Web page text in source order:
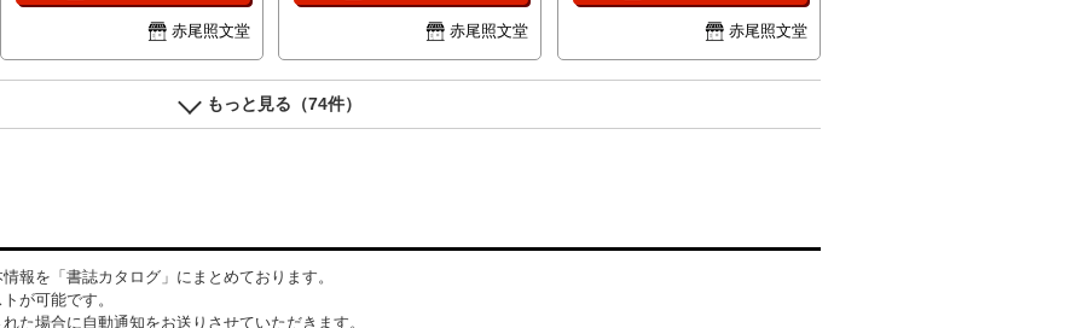
赤尾照文堂 赤尾照文堂 赤尾照文堂
もっと見る（74件）
報を「書誌カタログ」にまとめております。
が可能です。
た場合に自動通知をお送りさせていただきます。